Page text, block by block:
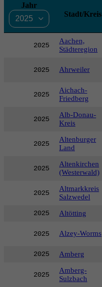
Jahr
Stadt/Kreis
2025
Aachen,
Städteregion
2025 Ahrweiler
2025
Aichach-
Friedberg
2025
Alb-Donau-
Kreis
2025
Altenburger
Land
2025
Altenkirchen
(Westerwald)
2025
Altmarkkreis
Salzwedel
2025 Altötting
2025 Alzey-Worms
2025 Amberg
2025
Amberg-
Sulzbach